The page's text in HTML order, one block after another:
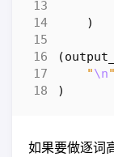
)
(
"\n"
)
如果要做逐词